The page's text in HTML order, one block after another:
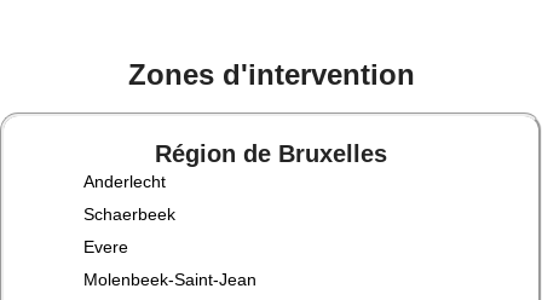
Zones d'intervention
Région de Bruxelles
Anderlecht
Schaerbeek
Evere
Molenbeek-Saint-Jean